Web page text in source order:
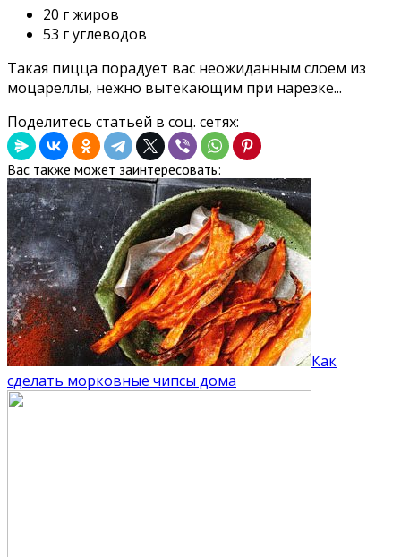
20 г жиров
53 г углеводов
Такая пицца порадует вас неожиданным слоем из
моцареллы, нежно вытекающим при нарезке...
Поделитесь статьей в соц. сетях:
Вас также может заинтересовать:
Как
сделать морковные чипсы дома